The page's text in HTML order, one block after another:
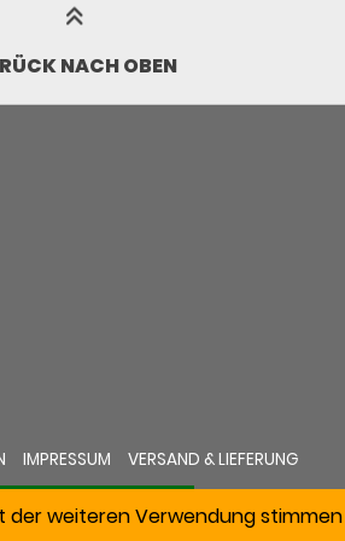
NACH OBEN
IMPRESSUM VERSAND & LIEFERUNG
weiteren Verwendung stimmen
WIDERRUFEN